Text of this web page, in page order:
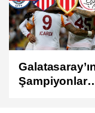
2025-YKS
Yerleştirme